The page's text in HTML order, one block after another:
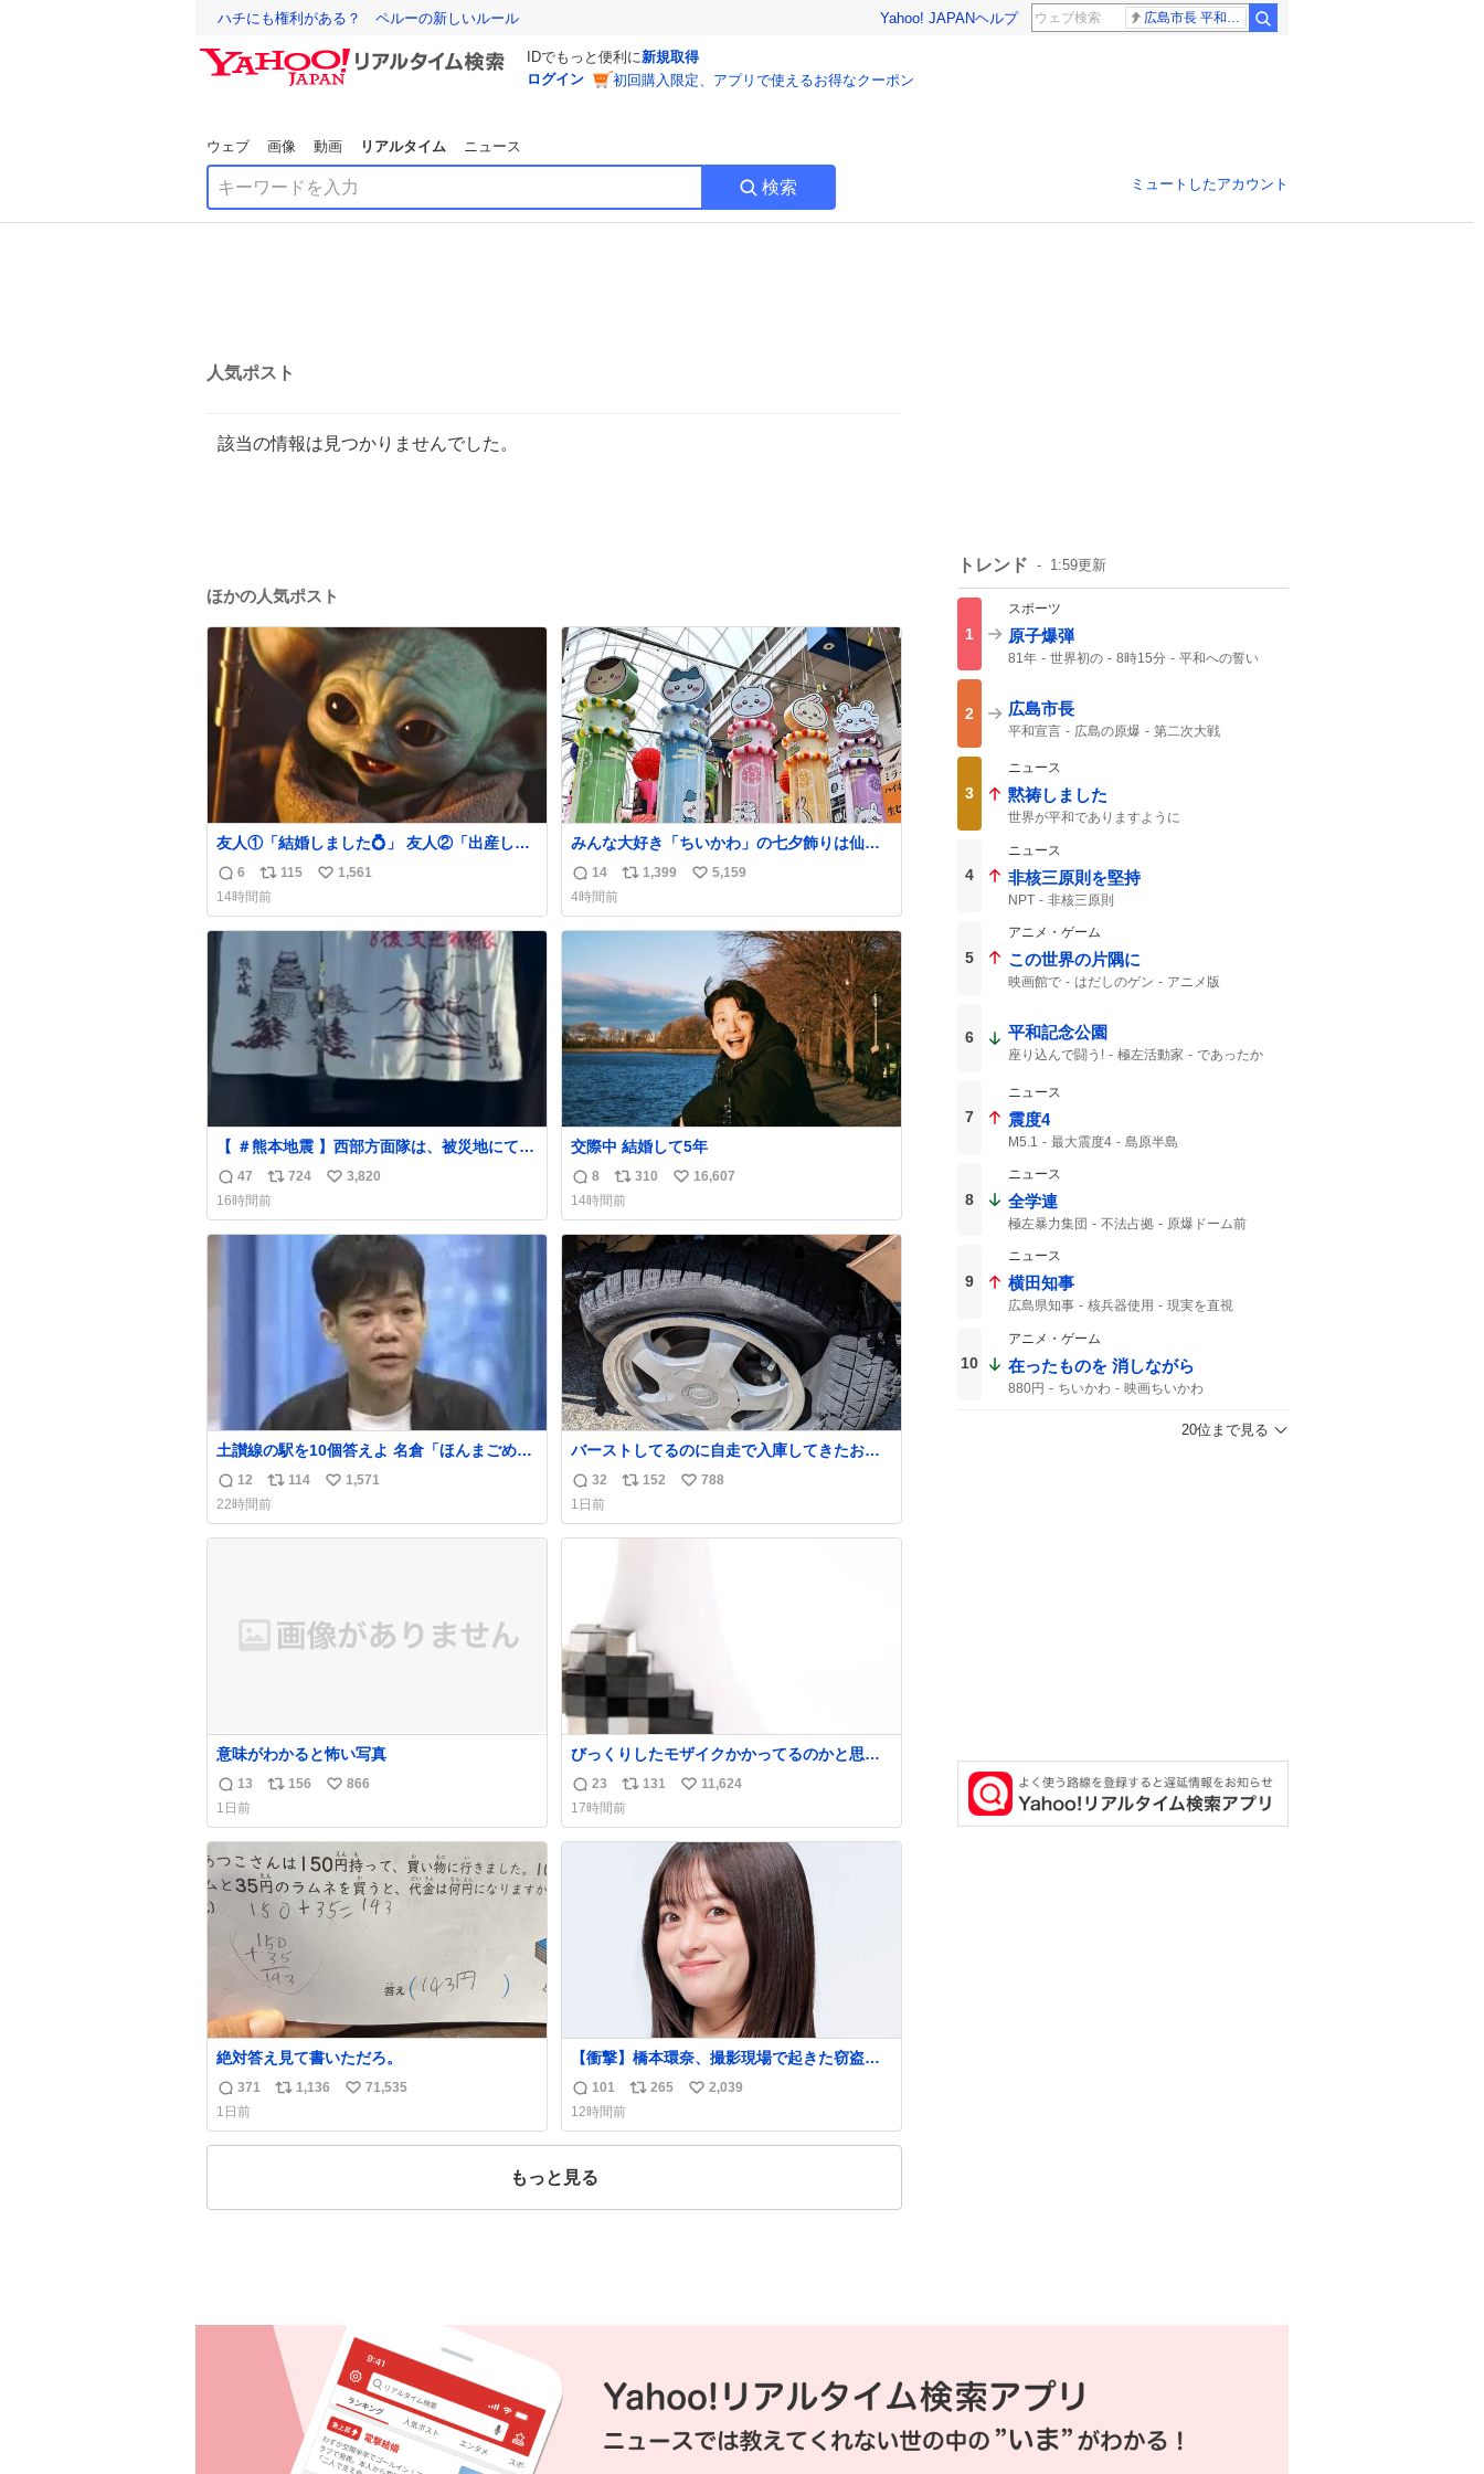
ハチにも権利がある？ ペルーの新しいルール Yahoo! JAPANヘルプ 広島市長 平和宣言
IDでもっと便利に新規取得
ログイン
初回購入限定、アプリで使えるお得なクーポン
ウェブ 画像 動画 リアルタイム ニュース
検索 ミュートしたアカウント
人気ポスト
該当の情報は見つかりませんでした。
ほかの人気ポスト
友人①「結婚しました💍」 友人②「出産しま
した👼🏻」 友人③「マイホーム建てました
🏡」 私「パトゥ」
返
信
数
6
リ
ポ
ス
数
115
い
ね
1,561
14時間前
みんな大好き「ちいかわ」の七夕飾りは仙台
駅側からアーケードに入ってすぐの場所に設
置されてました！ 浴衣姿のちいかわ・ハチワ
レ・うさぎ・モモンガ・くりまんじゅうが風
になびいてます🎋
返
信
数
14
リ
ス
1,399
い
ね
5,159
4時間前
【 ＃熊本地震 】西部方面隊は、被災地にて入
浴支援を継続して実施しています。 厳しい猛
暑が続く中、皆様に少しでも心身を休めてい
ただけるよう、利用前後には丁寧な清掃や衛
生管理も隊員たちが心を込めて行っていま
返
信
数
47
リ
ポ
ス
724
い
ね
数
3,820
16時間前
交際中 結婚して5年
返
信
数
8
リ
ポ
ス
ト
数
310
い
ね
数
16,607
14時間前
土讃線の駅を10個答えよ 名倉「ほんまごめ
ん、」 ↑正解（御免駅）
返
信
数
12
リ
ポ
ス
114
い
ね
1,571
22時間前
バーストしてるのに自走で入庫してきたお客
さん バーストしたならその場で動かないで助
け呼んで下さい😰 保険にロードサービス付い
てて金銭負担も無いんですから これで走る
と、壊さなくていい所まで壊しちゃいますか
返
信
数
32
リ
ス
152
い
ね
788
1日前
意味がわかると怖い写真
返
信
数
13
リ
ス
ト
数
156
い
ね
数
866
1日前
びっくりしたモザイクかかってるのかと思っ
た
返
信
数
23
リ
ポ
ス
131
い
ね
数
11,624
17時間前
絶対答え見て書いただろ。
返
信
数
371
リ
ス
1,136
い
ね
71,535
1日前
【衝撃】橋本環奈、撮影現場で起きた窃盗事
件を明かす「警察が来てました」
news.livedoor.com/article/detail… 橋本は
「撮影現場で照明さんのケーブルが盗まれ
て…。廃工場とかで撮影してたんですけど。
価値が上がってるんですよね…」と反応し
返
信
数
101
リ
ス
265
い
ね
2,039
12時間前
もっと見る
トレンド 1:59更新
1
スポーツ
原子爆弾
81年 世界初の 8時15分
平和への誓い
2 広島市長
平和宣言 広島の原爆
第二次大戦
NHK
3
ニュース
黙祷しました
世界が平和でありますように
4
ニュース
非核三原則を堅持
NPT 非核三原則
5
アニメ・ゲーム
この世界の片隅に
映画館で はだしのゲン アニメ版
6 平和記念公園
座り込んで闘う! 極左活動家
であったか
広島市民
7
ニュース
震度4
M5.1 最大震度4
島原半島
震度3
M4.8
8
ニュース
全学連
極左暴力集団 不法占拠
原爆ドーム前
9
ニュース
横田知事
広島県知事 核兵器使用
現実を直視
10
アニメ・ゲーム
在ったものを 消しながら
880円 ちいかわ 映画ちいかわ
20位まで見る